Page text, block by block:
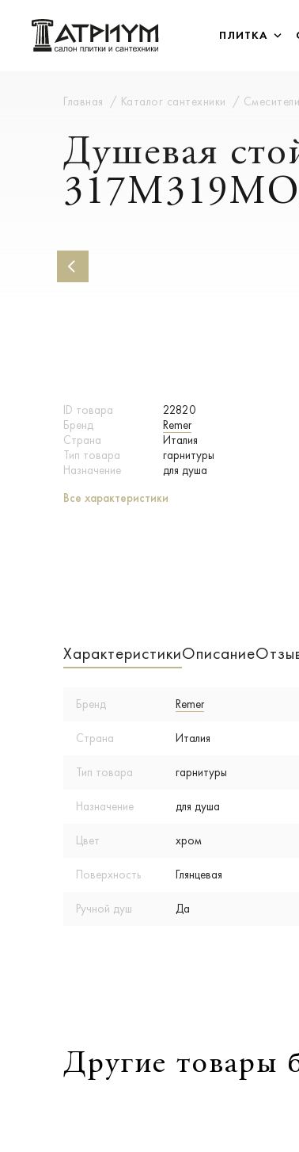
ПЛИТКА
Главная Каталог сантехники Смесители
Душевая
ID товара
22820
Бренд
Remer
Страна
Италия
Тип товара
гарнитуры
Назначение
для душа
Все характеристики
ХарактеристикиОписание
Бренд Remer
Страна Италия
Тип товара гарнитуры
Назначение для душа
Цвет хром
Поверхность Глянцевая
Ручной душ Да
Другие товары